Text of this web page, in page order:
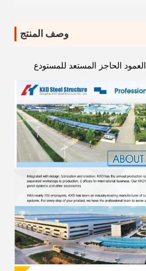
وصف المنتج
أسطح الفولاذ المموجة الحائط I العمود الحاجز المستعد للمستودع